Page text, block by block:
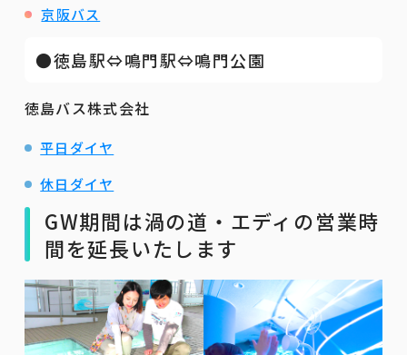
京阪バス
●徳島駅⇔鳴門駅⇔鳴門公園
徳島バス株式会社
平日ダイヤ
休日ダイヤ
GW期間は渦の道・エディの営業時
間を延長いたします